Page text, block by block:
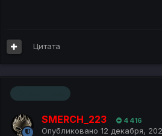
Цитата
SMERCH_223 4 416
Опубликовано 12 декабря,